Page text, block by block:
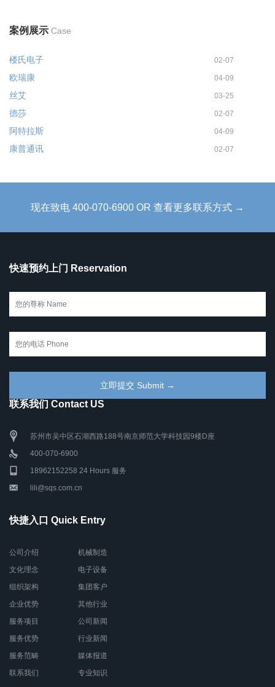
案例展示 Case
楼氏电子 02-07
欧瑞康 04-09
丝艾 03-25
德莎 02-07
阿特拉斯 04-09
康普通讯 02-07
现在致电 400-070-6900 OR 查看更多联系方式 →
快速预约上门 Reservation
联系我们 Contact US
苏州市吴中区石湖西路188号南京师范大学科技园9楼D座
400-070-6900
18962152258 24 Hours 服务
lili@sqs.com.cn
快捷入口 Quick Entry
公司介绍
文化理念
组织架构
企业优势
服务项目
服务优势
服务范畴
联系我们
机械制造
电子设备
集团客户
其他行业
公司新闻
行业新闻
媒体报道
专业知识